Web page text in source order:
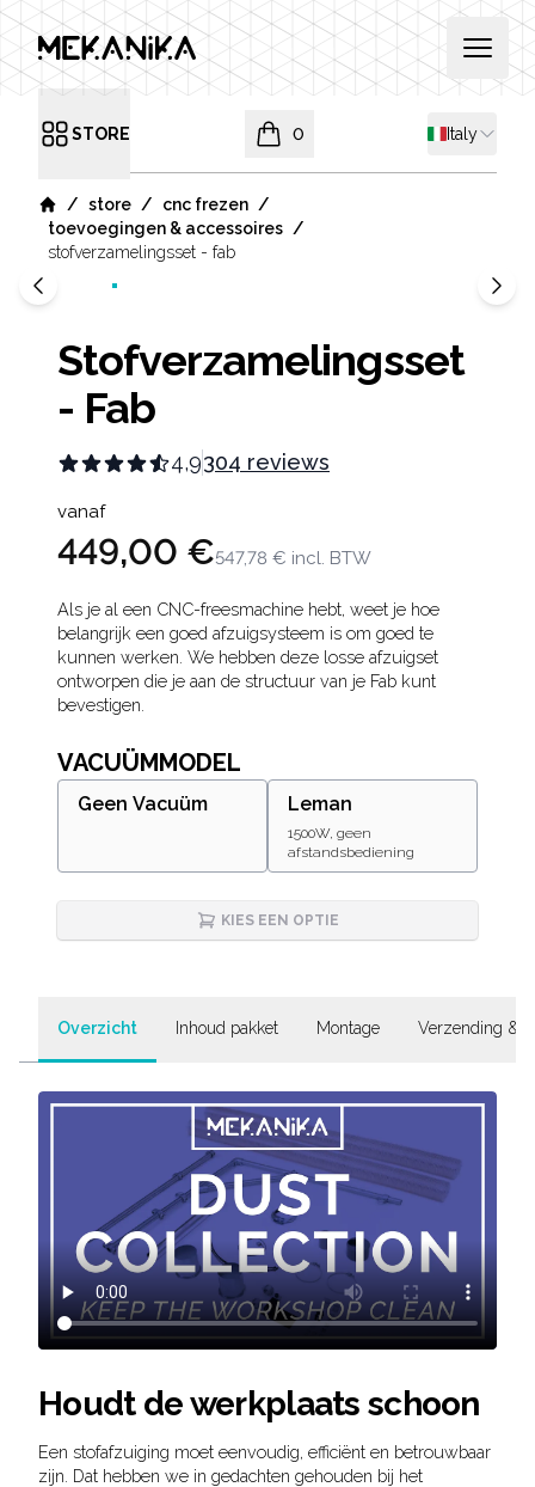
MEKANIKA Open
Open menu
STORE Shipping
Italy
0
items in cart, view bag
Home
/ store / cnc frezen /
toevoegingen & accessoires /
stofverzamelingsset - fab
Stofverzamelingsset
- Fab
4,9304 reviews
Product information
vanaf
449,00 €547,78 € incl. BTW
Description
Als je al een CNC-freesmachine hebt, weet je hoe
belangrijk een goed afzuigsysteem is om goed te
kunnen werken. We hebben deze losse afzuigset
ontworpen die je aan de structuur van je Fab kunt
bevestigen.
VACUÜMMODEL
Geen Vacuüm Leman
1500W, geen
afstandsbediening
KIES EEN OPTIE
Overzicht Inhoud pakket Montage Verzending &
Houdt de werkplaats schoon
Een stofafzuiging moet eenvoudig, efficiënt en betrouwbaar
zijn. Dat hebben we in gedachten gehouden bij het